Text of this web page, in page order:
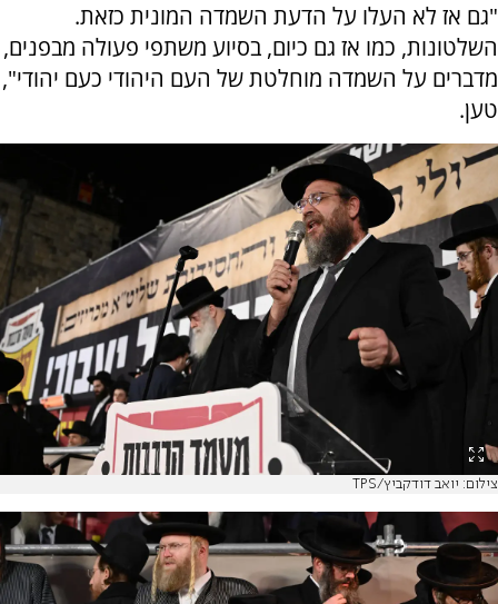
"גם אז לא העלו על הדעת השמדה המונית כזאת.
השלטונות, כמו אז גם כיום, בסיוע משתפי פעולה מבפנים,
מדברים על השמדה מוחלטת של העם היהודי כעם יהודי",
טען.
צילום: יואב דודקביץ/TPS